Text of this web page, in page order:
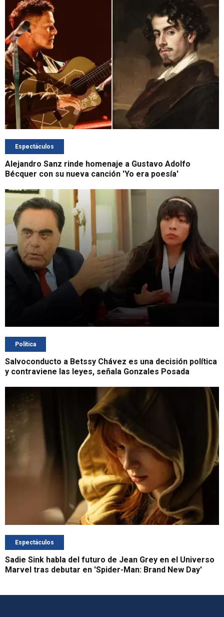
Espectáculos
Alejandro Sanz rinde homenaje a Gustavo Adolfo
Bécquer con su nueva canción 'Yo era poesía'
Política
Salvoconducto a Betssy Chávez es una decisión política
y contraviene las leyes, señala Gonzales Posada
Espectáculos
Sadie Sink habla del futuro de Jean Grey en el Universo
Marvel tras debutar en 'Spider-Man: Brand New Day'